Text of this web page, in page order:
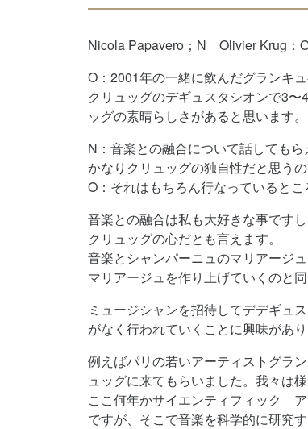
Nicola Papavero；N Olivier Krug
O：2001年の一緒に飲んだグランキ
クリュッグのデギュスタシオンで3
ッグの素晴らしさがあると思います。
N：音楽との融合について話してもら
かなりクリュッグの独自性だと思う
O：それはもちろん行なっているとこ
音楽との融合は私も大好きな事です
クリュッグの心だとも言えます。
音楽とシャンパーニュのマリアージ
マリアージュを作り上げていくのと同
ミュージシャンを招待してデデギュ
がなく行われていくことに興味があり
例えばパリの若いアーティストグラ
ュッグに来てもらいました。我々は
ここ何年かサイエンティフィック
ですが、そこで音楽を科学的に研究